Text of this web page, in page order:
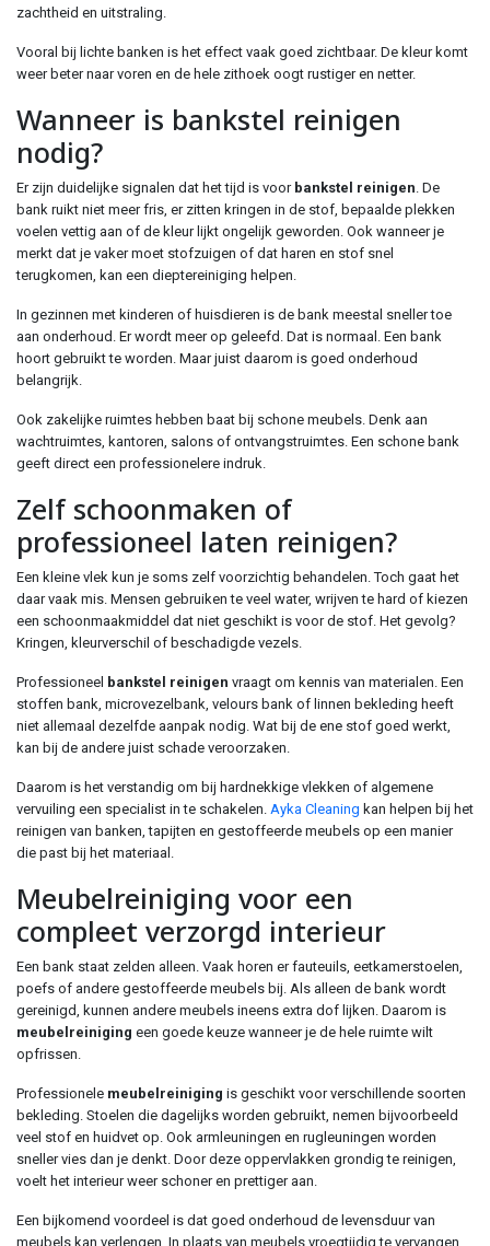
zachtheid en uitstraling.
Vooral bij lichte banken is het effect vaak goed zichtbaar. De kleur komt
weer beter naar voren en de hele zithoek oogt rustiger en netter.
Wanneer is bankstel reinigen
nodig?
Er zijn duidelijke signalen dat het tijd is voor bankstel reinigen. De
bank ruikt niet meer fris, er zitten kringen in de stof, bepaalde plekken
voelen vettig aan of de kleur lijkt ongelijk geworden. Ook wanneer je
merkt dat je vaker moet stofzuigen of dat haren en stof snel
terugkomen, kan een dieptereiniging helpen.
In gezinnen met kinderen of huisdieren is de bank meestal sneller toe
aan onderhoud. Er wordt meer op geleefd. Dat is normaal. Een bank
hoort gebruikt te worden. Maar juist daarom is goed onderhoud
belangrijk.
Ook zakelijke ruimtes hebben baat bij schone meubels. Denk aan
wachtruimtes, kantoren, salons of ontvangstruimtes. Een schone bank
geeft direct een professionelere indruk.
Zelf schoonmaken of
professioneel laten reinigen?
Een kleine vlek kun je soms zelf voorzichtig behandelen. Toch gaat het
daar vaak mis. Mensen gebruiken te veel water, wrijven te hard of kiezen
een schoonmaakmiddel dat niet geschikt is voor de stof. Het gevolg?
Kringen, kleurverschil of beschadigde vezels.
Professioneel bankstel reinigen vraagt om kennis van materialen. Een
stoffen bank, microvezelbank, velours bank of linnen bekleding heeft
niet allemaal dezelfde aanpak nodig. Wat bij de ene stof goed werkt,
kan bij de andere juist schade veroorzaken.
Daarom is het verstandig om bij hardnekkige vlekken of algemene
vervuiling een specialist in te schakelen. Ayka Cleaning kan helpen bij het
reinigen van banken, tapijten en gestoffeerde meubels op een manier
die past bij het materiaal.
Meubelreiniging voor een
compleet verzorgd interieur
Een bank staat zelden alleen. Vaak horen er fauteuils, eetkamerstoelen,
poefs of andere gestoffeerde meubels bij. Als alleen de bank wordt
gereinigd, kunnen andere meubels ineens extra dof lijken. Daarom is
meubelreiniging een goede keuze wanneer je de hele ruimte wilt
opfrissen.
Professionele meubelreiniging is geschikt voor verschillende soorten
bekleding. Stoelen die dagelijks worden gebruikt, nemen bijvoorbeeld
veel stof en huidvet op. Ook armleuningen en rugleuningen worden
sneller vies dan je denkt. Door deze oppervlakken grondig te reinigen,
voelt het interieur weer schoner en prettiger aan.
Een bijkomend voordeel is dat goed onderhoud de levensduur van
meubels kan verlengen. In plaats van meubels vroegtijdig te vervangen,